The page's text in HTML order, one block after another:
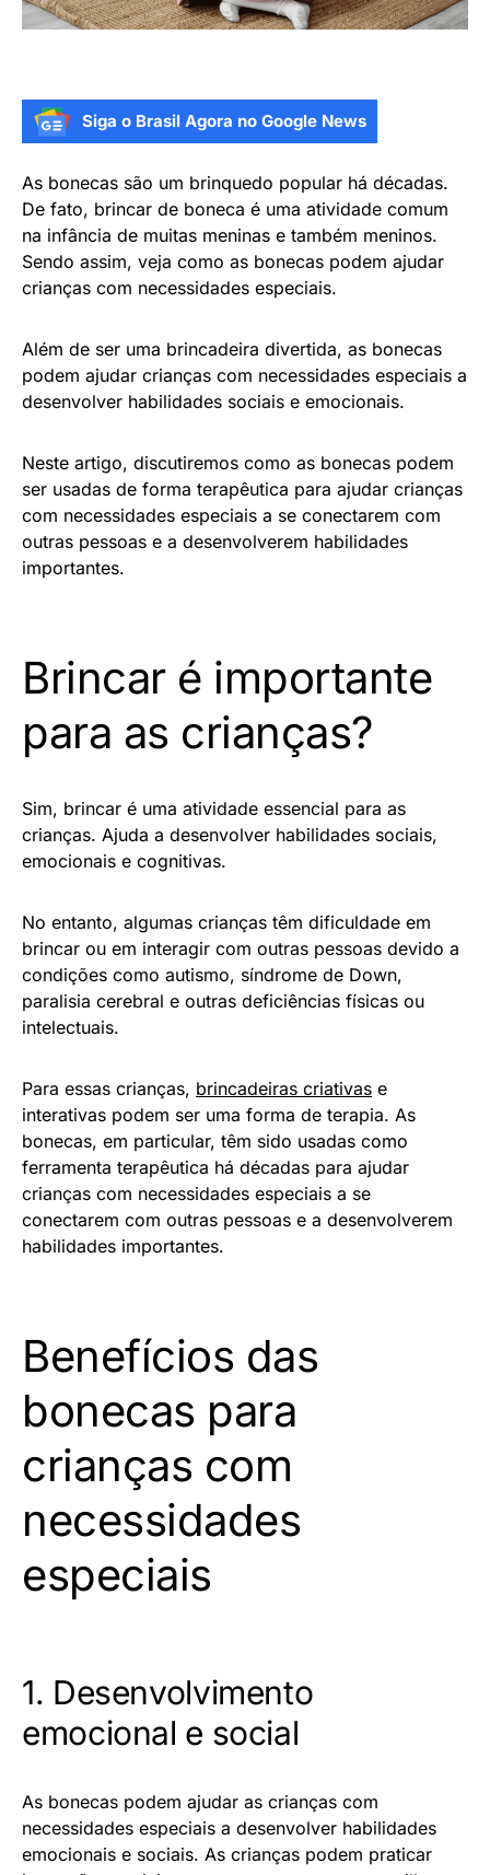
Siga o Brasil Agora no Google News
As bonecas são um brinquedo popular há décadas.
De fato, brincar de boneca é uma atividade comum
na infância de muitas meninas e também meninos.
Sendo assim, veja como as bonecas podem ajudar
crianças com necessidades especiais.
Além de ser uma brincadeira divertida, as bonecas
podem ajudar crianças com necessidades especiais a
desenvolver habilidades sociais e emocionais.
Neste artigo, discutiremos como as bonecas podem
ser usadas de forma terapêutica para ajudar crianças
com necessidades especiais a se conectarem com
outras pessoas e a desenvolverem habilidades
importantes.
Brincar é importante
para as crianças?
Sim, brincar é uma atividade essencial para as
crianças. Ajuda a desenvolver habilidades sociais,
emocionais e cognitivas.
No entanto, algumas crianças têm dificuldade em
brincar ou em interagir com outras pessoas devido a
condições como autismo, síndrome de Down,
paralisia cerebral e outras deficiências físicas ou
intelectuais.
Para essas crianças, brincadeiras criativas e
interativas podem ser uma forma de terapia. As
bonecas, em particular, têm sido usadas como
ferramenta terapêutica há décadas para ajudar
crianças com necessidades especiais a se
conectarem com outras pessoas e a desenvolverem
habilidades importantes.
Benefícios das
bonecas para
crianças com
necessidades
especiais
1. Desenvolvimento
emocional e social
As bonecas podem ajudar as crianças com
necessidades especiais a desenvolver habilidades
emocionais e sociais. As crianças podem praticar